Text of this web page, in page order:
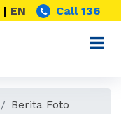
| EN Call 136
Berita Foto